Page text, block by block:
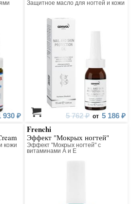
930 ₽
Защитное масло для ногтей и кожи
5 762 ₽ от 5 186 ₽
кожи
Frenchi
Эффект "Мокрых ногтей"
Эффект "Мокрых ногтей" c
витаминами А и Е